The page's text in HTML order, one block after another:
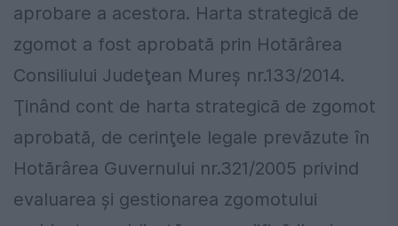
aprobare a acestora. Harta strategică de
zgomot a fost aprobată prin Hotărârea
Consiliului Judeţean Mureş nr.133/2014.
Ţinând cont de harta strategică de zgomot
aprobată, de cerinţele legale prevăzute în
Hotărârea Guvernului nr.321/2005 privind
evaluarea şi gestionarea zgomotului